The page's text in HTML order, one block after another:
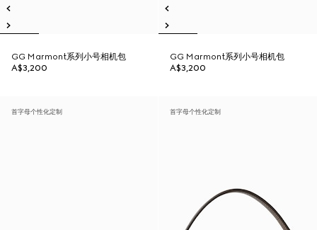
GG Marmont系列小号相机包
A$3,200
GG Marmont系列小号相机包
A$3,200
首字母个性化定制 首字母个性化定制